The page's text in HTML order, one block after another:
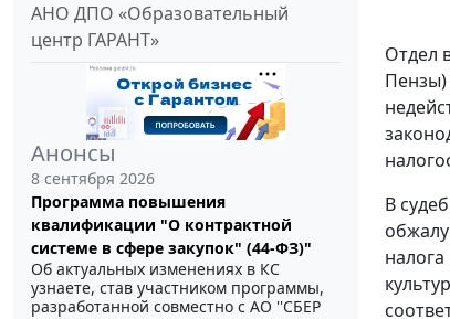
АНО ДПО «Образовательный
центр ГАРАНТ»
Анонсы
8 сентября 2026
Программа повышения
квалификации "О контрактной
системе в сфере закупок" (44-ФЗ)"
Об актуальных изменениях в КС
узнаете, став участником программы,
разработанной совместно с АО ''СБЕР
Отдел
Пензы)
В